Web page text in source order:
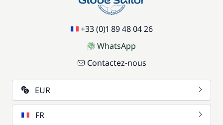
+33 (0)1 89 48 04 26
WhatsApp
Contactez-nous
EUR
FR